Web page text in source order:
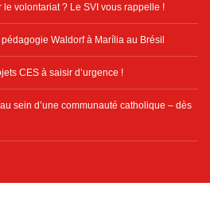
le volontariat ? Le SVI vous rappelle !
Waldorf à Marília au Brésil
CES à saisir d’urgence !
sein d’une communauté catholique – dès